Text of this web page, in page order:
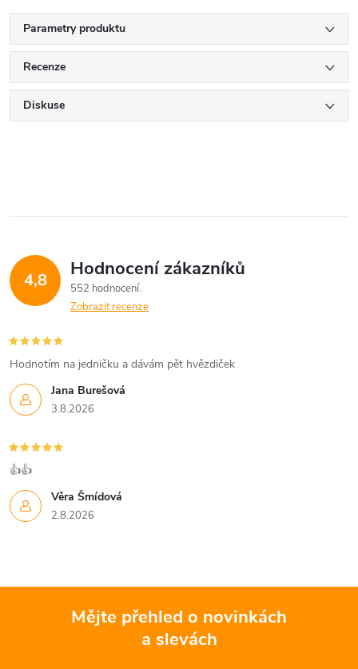
Parametry produktu
Recenze
Diskuse
4,8 Hodnocení zákazníků
552 hodnocení
Zobrazit recenze
Jana Burešová
3.8.2026
Hodnotím na jedničku a dávám pět hvězdiček
Věra Šmídová
2.8.2026
👍👍
Mějte přehled o novinkách
a slevách